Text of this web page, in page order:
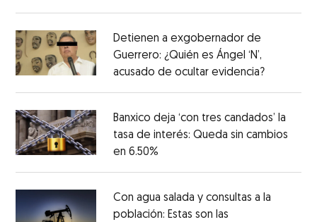
Detienen a exgobernador de
Guerrero: ¿Quién es Ángel ‘N’,
acusado de ocultar evidencia?
Banxico deja ‘con tres candados’ la
tasa de interés: Queda sin cambios
en 6.50%
Con agua salada y consultas a la
población: Estas son las